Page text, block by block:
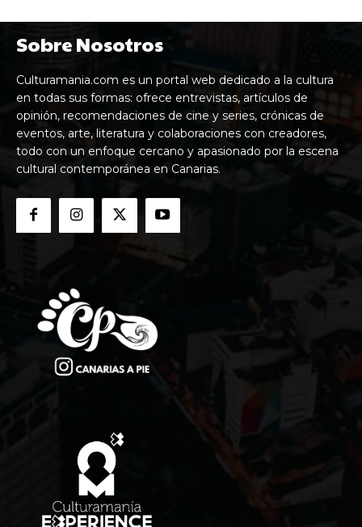
Sobre Nosotros
Culturamania.com es un portal web dedicado a la cultura
en todas sus formas: ofrece entrevistas, artículos de
opinión, recomendaciones de cine y series, crónicas de
eventos, arte, literatura y colaboraciones con creadores,
todo con un enfoque cercano y apasionado por la escena
cultural contemporánea en Canarias.